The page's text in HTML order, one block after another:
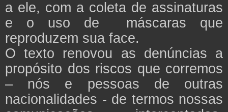
a ele, com a coleta de assinaturas
e o uso de máscaras que
reproduzem sua face.
O texto renovou as denúncias a
propósito dos riscos que corremos
– nós e pessoas de outras
nacionalidades - de termos nossas